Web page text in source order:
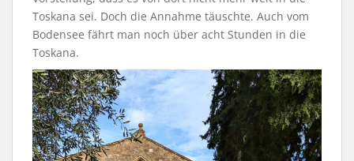
Toskana sei. Doch die Annahme täuschte. Auch vom
Bodensee fährt man noch über acht Stunden in die
Toskana.